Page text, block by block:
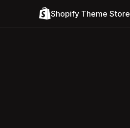
Shopify Theme Store